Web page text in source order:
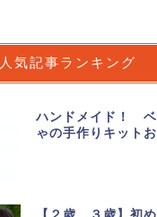
人気記事ランキング
ハンドメイド！ ベ
ゃの手作りキット